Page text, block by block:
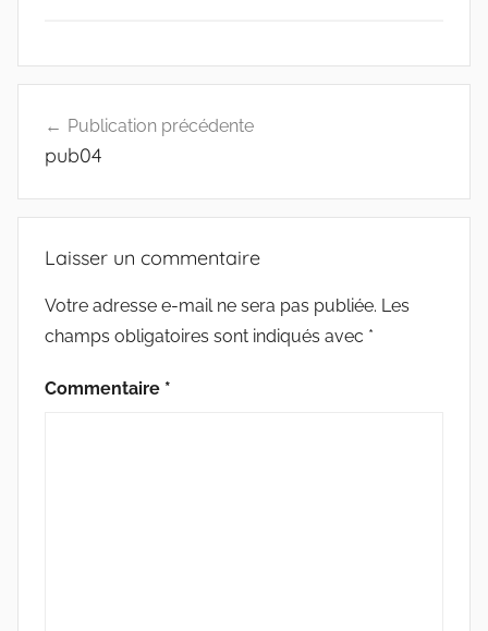
de
Publication précédente
pub04
Laisser un commentaire
Votre adresse e-mail ne sera pas publiée. Les
champs obligatoires sont indiqués avec *
Commentaire *